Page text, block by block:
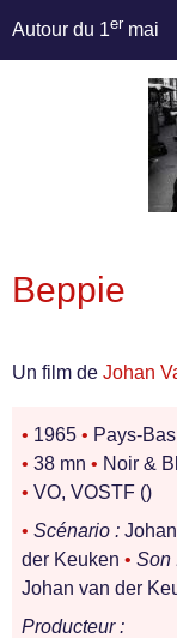
Autour du 1er mai
Beppie
Un film de Johan
• 1965 • Pays-Bas
• 38 mn • Noir &
• VO, VOSTF ()
• Scénario :
der Keuken • Son
Johan van der
Producteur :